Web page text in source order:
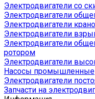
Электродвигатели со
Электродвигатели
Электродвигатели
Электродвигатели
Электродвигатели
ротором
Электродвигатели
Насосы промышленные
Электродвигатели
Запчасти на